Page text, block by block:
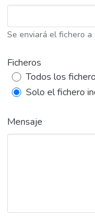
Se enviará el fichero
Ficheros
Todos los
Solo el fichero
Mensaje